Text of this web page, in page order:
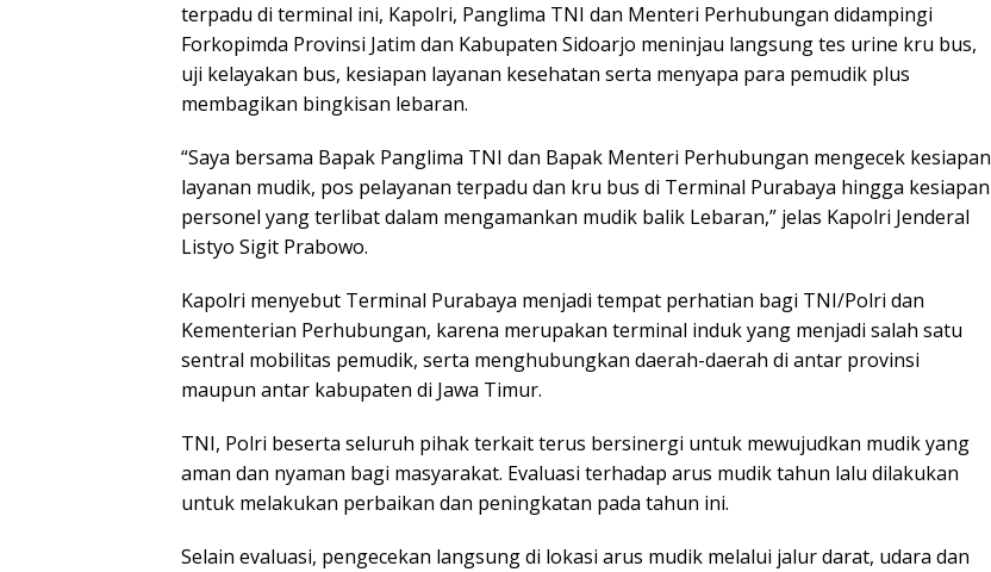
terpadu di terminal ini, Kapolri, Panglima TNI dan Menteri Perhubungan didampingi
Forkopimda Provinsi Jatim dan Kabupaten Sidoarjo meninjau langsung tes urine kru bus,
uji kelayakan bus, kesiapan layanan kesehatan serta menyapa para pemudik plus
membagikan bingkisan lebaran.
“Saya bersama Bapak Panglima TNI dan Bapak Menteri Perhubungan mengecek kesiapan
layanan mudik, pos pelayanan terpadu dan kru bus di Terminal Purabaya hingga kesiapan
personel yang terlibat dalam mengamankan mudik balik Lebaran,” jelas Kapolri Jenderal
Listyo Sigit Prabowo.
Kapolri menyebut Terminal Purabaya menjadi tempat perhatian bagi TNI/Polri dan
Kementerian Perhubungan, karena merupakan terminal induk yang menjadi salah satu
sentral mobilitas pemudik, serta menghubungkan daerah-daerah di antar provinsi
maupun antar kabupaten di Jawa Timur.
TNI, Polri beserta seluruh pihak terkait terus bersinergi untuk mewujudkan mudik yang
aman dan nyaman bagi masyarakat. Evaluasi terhadap arus mudik tahun lalu dilakukan
untuk melakukan perbaikan dan peningkatan pada tahun ini.
Selain evaluasi, pengecekan langsung di lokasi arus mudik melalui jalur darat, udara dan